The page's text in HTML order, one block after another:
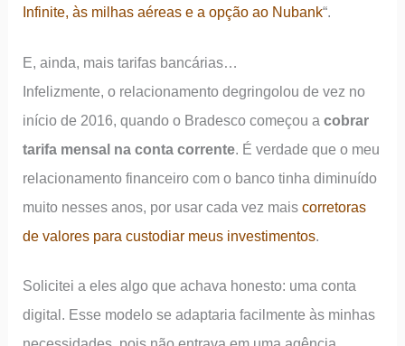
Infinite, às milhas aéreas e a opção ao Nubank“.
E, ainda, mais tarifas bancárias…
Infelizmente, o relacionamento degringolou de vez no
início de 2016, quando o Bradesco começou acobrar
tarifa mensal na conta corrente. É verdade que o meu
relacionamento financeiro com o banco tinha diminuído
muito nesses anos, por usar cada vez maiscorretoras
de valores para custodiar meus investimentos.
Solicitei a eles algo que achava honesto: uma conta
digital. Esse modelo se adaptaria facilmente às minhas